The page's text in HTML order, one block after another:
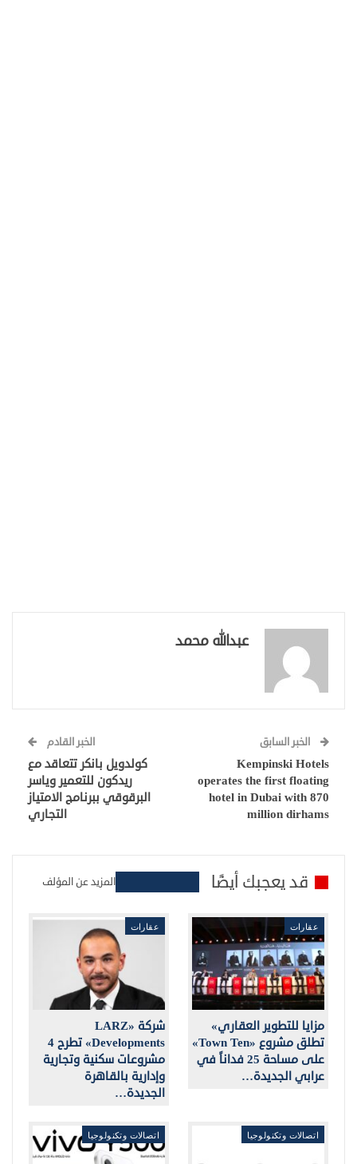
عبدالله محمد
الخبر السابق
Kempinski Hotels
operates the first floating
hotel in Dubai with 870
million dirhams
الخبر القادم
كولدويل بانكر تتعاقد مع
ريدكون للتعمير وياسر
البرقوقي ببرنامج الامتياز
التجاري
قد يعجبك أيضًا المزيد عن المؤلف
عقارات
مزايا للتطوير العقاري»
تطلق مشروع «Town Ten»
على مساحة 25 فداناً في
عرابي الجديدة…
عقارات
شركة «LARZ
Developments» تطرح 4
مشروعات سكنية وتجارية
وإدارية بالقاهرة
الجديدة…
اتصالات وتكنولوجيا اتصالات وتكنولوجيا